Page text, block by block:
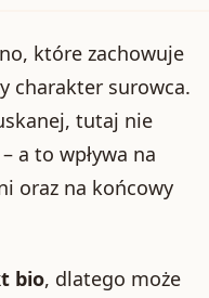
które zachowuje
charakter surowca.
tutaj nie
a to wpływa na
oraz na końcowy
bio, dlatego może